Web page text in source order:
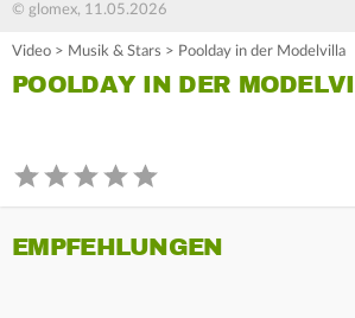
© glomex, 11.05.2026
Video > Musik & Stars > Poolday in der Modelvilla
POOLDAY IN DER
EMPFEHLUNGEN